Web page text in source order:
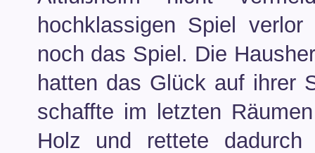
hochklassigen Spiel
noch das Spiel. Die
hatten das Glück auf ihrer
schaffte im letzten
Holz und rettete